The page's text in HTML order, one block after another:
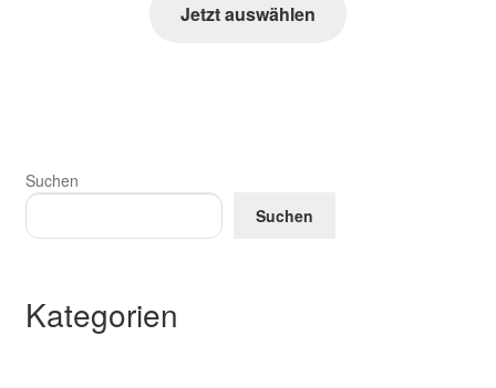
Jetzt auswählen
Suchen
Suchen
Kategorien